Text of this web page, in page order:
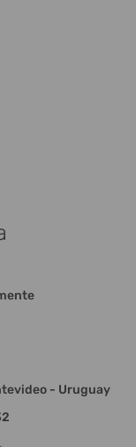
- Uruguay